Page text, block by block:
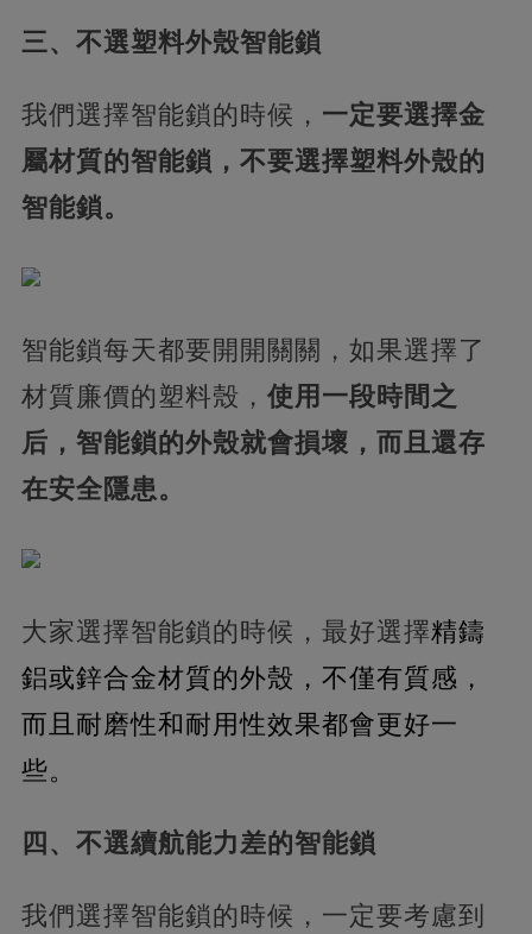
三、不選塑料外殼智能鎖
我們選擇智能鎖的時候， 一定要選擇金
屬材質的智能鎖，不要選擇塑料外殼的
智能鎖。
智能鎖每天都要開開關關，如果選擇了
材質廉價的塑料殼， 使用一段時間之
后，智能鎖的外殼就會損壞，而且還存
在安全隱患。
大家選擇智能鎖的時候，最好選擇精鑄
鋁或鋅合金材質的外殼，不僅有質感，
而且耐磨性和耐用性效果都會更好一
些。
四、不選續航能力差的智能鎖
我們選擇智能鎖的時候，一定要考慮到